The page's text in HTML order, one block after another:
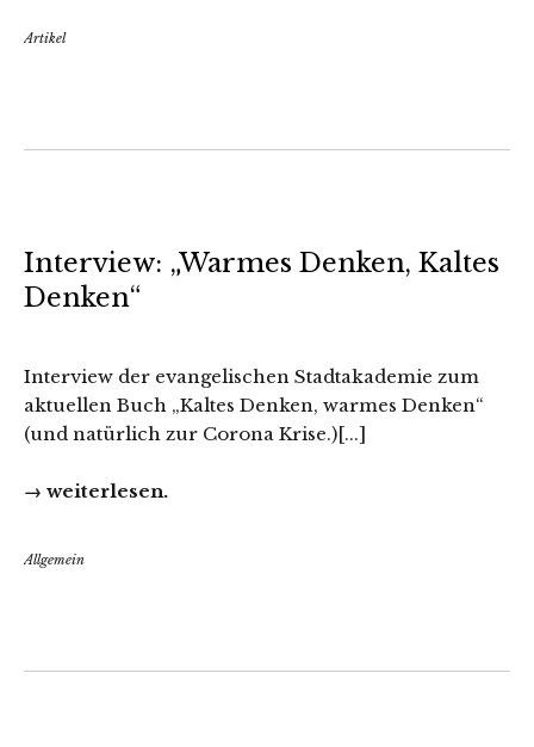
Artikel
Interview: „Warmes Denken, Kaltes
Denken“
Interview der evangelischen Stadtakademie zum
aktuellen Buch „Kaltes Denken, warmes Denken“
(und natürlich zur Corona Krise.)[...]
→ weiterlesen.
Allgemein